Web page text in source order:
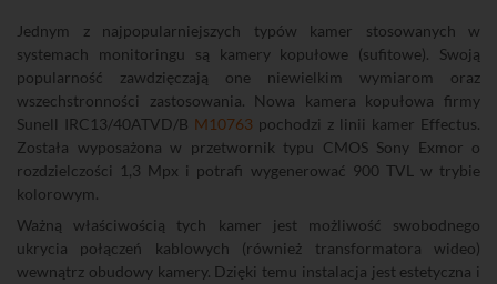
Jednym z najpopularniejszych typów kamer stosowanych w
systemach monitoringu są kamery kopułowe (sufitowe). Swoją
popularność zawdzięczają one niewielkim wymiarom oraz
wszechstronności zastosowania. Nowa kamera kopułowa firmy
Sunell IRC13/40ATVD/B M10763 pochodzi z linii kamer Effectus.
Została wyposażona w przetwornik typu CMOS Sony Exmor o
rozdzielczości 1,3 Mpx i potrafi wygenerować 900 TVL w trybie
kolorowym.
Ważną właściwością tych kamer jest możliwość swobodnego
ukrycia połączeń kablowych (również transformatora wideo)
wewnątrz obudowy kamery. Dzięki temu instalacja jest estetyczna i